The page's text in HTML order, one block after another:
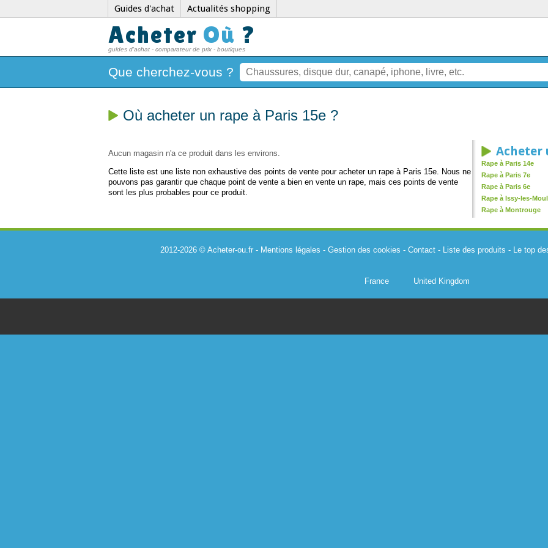
Guides d'achat Actualités shopping
Acheter Où ?
guides d'achat - comparateur de prix - boutiques
Que cherchez-vous ?
Où acheter un rape à Paris 15e ?
Aucun magasin n'a ce produit dans les environs.
Cette liste est une liste non exhaustive des points de vente pour acheter un rape à Paris 15e. Nous ne
pouvons pas garantir que chaque point de vente a bien en vente un rape, mais ces points de vente
sont les plus probables pour ce produit.
Acheter
Rape à Paris 14e
Rape à Paris 7e
Rape à Paris 6e
Rape à Issy-les-
Rape à Montrouge
2012-2026 © Acheter-ou.fr - Mentions légales - Gestion des cookies - Contact- Liste des produits - Le top
France United Kingdom